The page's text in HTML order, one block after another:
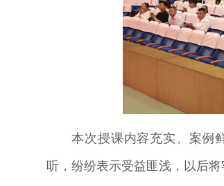
本次授课内容充实、案例
听，纷纷表示受益匪浅，以后